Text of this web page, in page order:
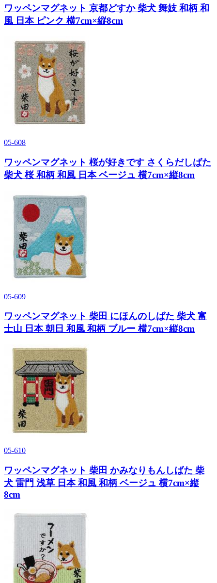
ワッペンマグネット 京都どすか 柴犬 舞妓 和柄 和
風 日本 ピンク 横7cm×縦8cm
05-608
ワッペンマグネット 桜が好きです さくらだしばた
柴犬 桜 和柄 和風 日本 ベージュ 横7cm×縦8cm
05-609
ワッペンマグネット 柴田 にほんのしばた 柴犬 富
士山 日本 朝日 和風 和柄 ブルー 横7cm×縦8cm
05-610
ワッペンマグネット 柴田 かみなりもんしばた 柴
犬 雷門 浅草 日本 和風 和柄 ベージュ 横7cm×縦
8cm